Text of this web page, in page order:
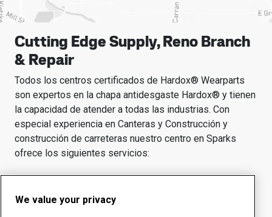
Cutting Edge Supply, Reno Branch
& Repair
Todos los centros certificados de Hardox® Wearparts
son expertos en la chapa antidesgaste Hardox® y tienen
la capacidad de atender a todas las industrias. Con
especial experiencia en Canteras y Construcción y
construcción de carreteras nuestro centro en Sparks
ofrece los siguientes servicios:
Productos de desgaste
Servicios de asesoría
Gestión inteligente
We value your privacy